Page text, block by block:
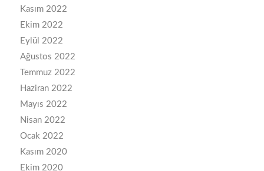
Kasım 2022
Ekim 2022
Eylül 2022
Ağustos 2022
Temmuz 2022
Haziran 2022
Mayıs 2022
Nisan 2022
Ocak 2022
Kasım 2020
Ekim 2020